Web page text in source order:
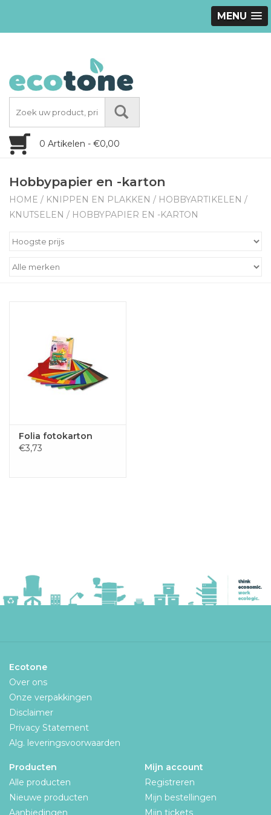
MENU
0 Artikelen - €0,00
Hobbypapier en -karton
HOME / KNIPPEN EN PLAKKEN / HOBBYARTIKELEN /
KNUTSELEN / HOBBYPAPIER EN -KARTON
Folia fotokarton
€3,73
Ecotone
Over ons
Onze verpakkingen
Disclaimer
Privacy Statement
Alg. leveringsvoorwaarden
Producten
Alle producten
Nieuwe producten
Aanbiedingen
Mijn account
Registreren
Mijn bestellingen
Mijn tickets